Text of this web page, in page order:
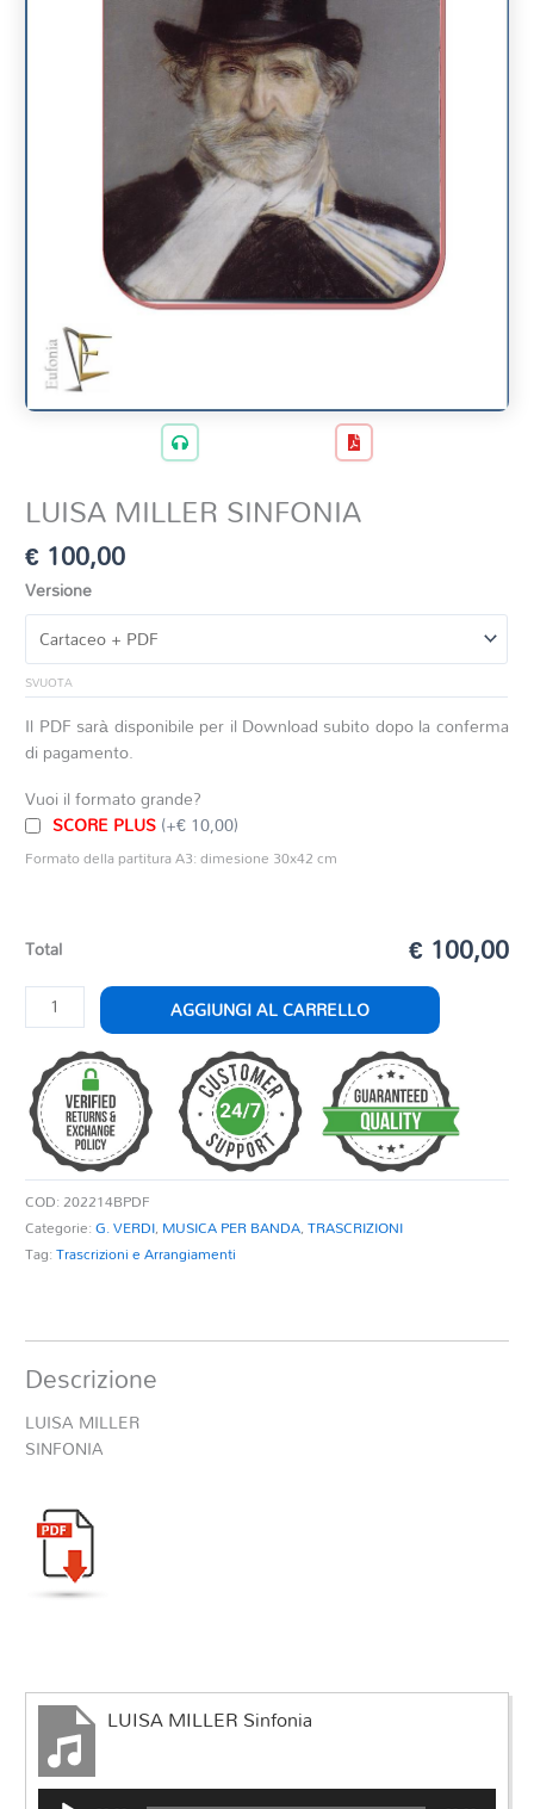
LUISA MILLER SINFONIA
€ 100,00
Versione
SVUOTA
Il PDF sarà disponibile per il Download subito dopo la conferma
di pagamento.
Vuoi il formato grande?
SCORE PLUS(+€ 10,00)
Formato della partitura A3: dimesione 30x42 cm
Total € 100,00
LUISA
MILLER
SINFONIA
quantità
AGGIUNGI AL CARRELLO
COD:202214BPDF
Categorie:G. VERDI, MUSICA PER BANDA,TRASCRIZIONI
Tag:Trascrizioni e Arrangiamenti
Descrizione
LUISA MILLER
SINFONIA
LUISA MILLER Sinfonia
Audio